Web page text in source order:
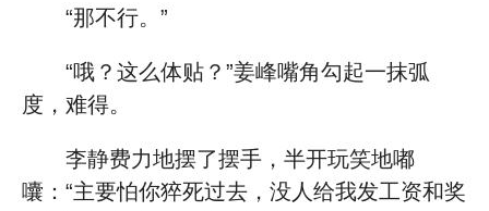
“那不行。”
“哦？这么体贴？”姜峰嘴角勾起一抹弧
度，难得。
李静费力地摆了摆手，半开玩笑地嘟
囔：“主要怕你猝死过去，没人给我发工资和奖